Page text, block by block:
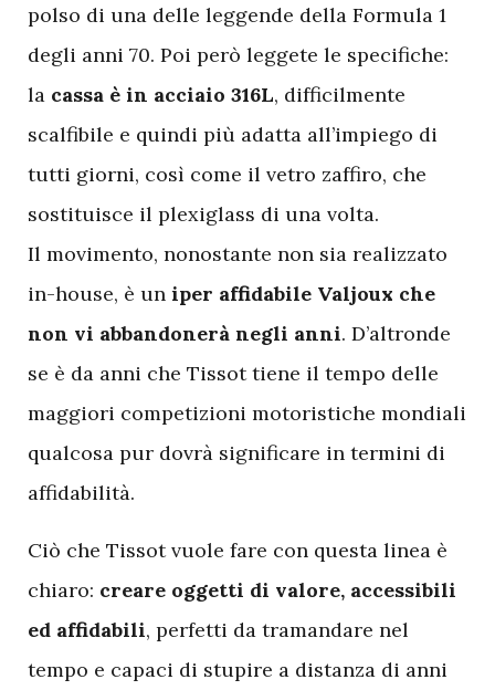
polso di una delle leggende della Formula 1
degli anni 70. Poi però leggete le specifiche:
la cassa è in acciaio 316L, difficilmente
scalfibile e quindi più adatta all’impiego di
tutti giorni, così come il vetro zaffiro, che
sostituisce il plexiglass di una volta.
Il movimento, nonostante non sia realizzato
in-house, è un iper affidabile Valjoux che
non vi abbandonerà negli anni. D’altronde
se è da anni che Tissot tiene il tempo delle
maggiori competizioni motoristiche mondiali
qualcosa pur dovrà significare in termini di
affidabilità.
Ciò che Tissot vuole fare con questa linea è
chiaro: creare oggetti di valore, accessibili
ed affidabili, perfetti da tramandare nel
tempo e capaci di stupire a distanza di anni